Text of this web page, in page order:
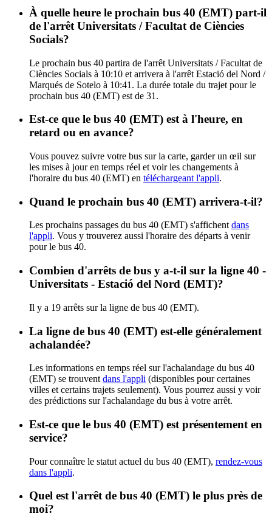
À quelle heure le prochain bus 40 (EMT) part-il
de l'arrêt Universitats / Facultat de Ciències
Socials?
Le prochain bus 40 partira de l'arrêt Universitats / Facultat de
Ciències Socials à 10:10 et arrivera à l'arrêt Estació del Nord /
Marqués de Sotelo à 10:41. La durée totale du trajet pour le
prochain bus 40 (EMT) est de 31.
Est-ce que le bus 40 (EMT) est à l'heure, en
retard ou en avance?
Vous pouvez suivre votre bus sur la carte, garder un œil sur
les mises à jour en temps réel et voir les changements à
l'horaire du bus 40 (EMT) en téléchargeant l'appli.
Quand le prochain bus 40 (EMT) arrivera-t-il?
Les prochains passages du bus 40 (EMT) s'affichent dans
l'appli. Vous y trouverez aussi l'horaire des départs à venir
pour le bus 40.
Combien d'arrêts de bus y a-t-il sur la ligne 40 -
Universitats - Estació del Nord (EMT)?
Il y a 19 arrêts sur la ligne de bus 40 (EMT).
La ligne de bus 40 (EMT) est-elle généralement
achalandée?
Les informations en temps réel sur l'achalandage du bus 40
(EMT) se trouvent dans l'appli (disponibles pour certaines
villes et certains trajets seulement). Vous pourrez aussi y voir
des prédictions sur l'achalandage du bus à votre arrêt.
Est-ce que le bus 40 (EMT) est présentement en
service?
Pour connaître le statut actuel du bus 40 (EMT), rendez-vous
dans l'appli.
Quel est l'arrêt de bus 40 (EMT) le plus près de
moi?